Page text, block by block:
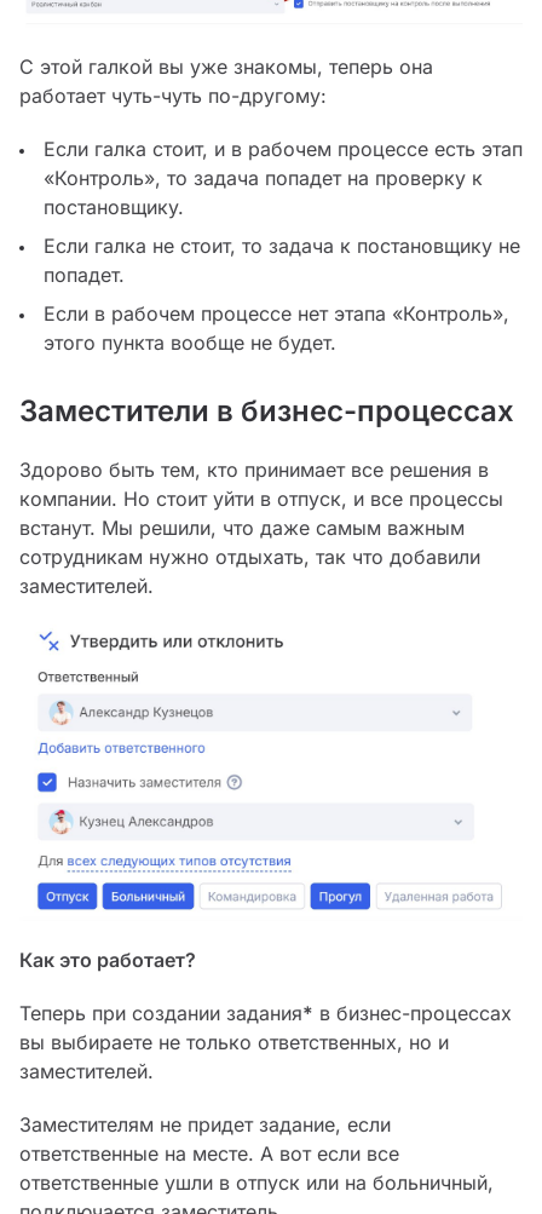
С этой галкой вы уже знакомы, теперь она
работает чуть-чуть по-другому:
Если галка стоит, и в рабочем процессе есть этап
«Контроль», то задача попадет на проверку к
постановщику.
Если галка не стоит, то задача к постановщику не
попадет.
Если в рабочем процессе нет этапа «Контроль»,
этого пункта вообще не будет.
Заместители в бизнес-процессах
Здорово быть тем, кто принимает все решения в
компании. Но стоит уйти в отпуск, и все процессы
встанут. Мы решили, что даже самым важным
сотрудникам нужно отдыхать, так что добавили
заместителей.
Как это работает?
Теперь при создании задания* в бизнес-процессах
вы выбираете не только ответственных, но и
заместителей.
Заместителям не придет задание, если
ответственные на месте. А вот если все
ответственные ушли в отпуск или на больничный,